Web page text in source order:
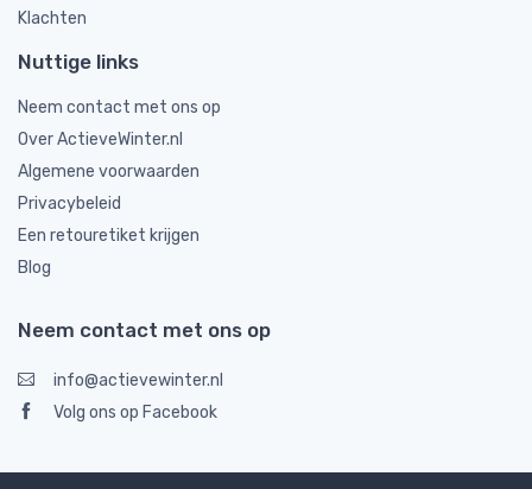
Klachten
Nuttige links
Neem contact met ons op
Over ActieveWinter.nl
Algemene voorwaarden
Privacybeleid
Een retouretiket krijgen
Blog
Neem contact met ons op
info@actievewinter.nl
Volg ons op Facebook